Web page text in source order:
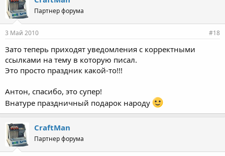
Партнер форума
3 Май 2010 #18
Зато теперь приходят уведомления с корректными
ссылками на тему в которую писал.
Это просто праздник какой-то!!!
Антон, спасибо, это супер!
Внатуре праздничный подарок народу
CraftMan
Партнер форума